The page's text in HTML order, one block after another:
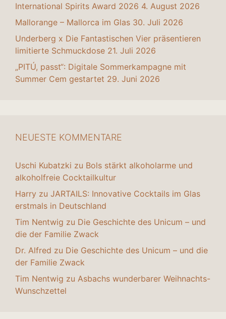
International Spirits Award 2026 4. August 2026
Mallorange – Mallorca im Glas 30. Juli 2026
Underberg x Die Fantastischen Vier präsentieren
limitierte Schmuckdose 21. Juli 2026
„PITÚ, passt“: Digitale Sommerkampagne mit
Summer Cem gestartet 29. Juni 2026
NEUESTE KOMMENTARE
Uschi Kubatzki zu Bols stärkt alkoholarme und
alkoholfreie Cocktailkultur
Harry zu JARTAILS: Innovative Cocktails im Glas
erstmals in Deutschland
Tim Nentwig zu Die Geschichte des Unicum – und
die der Familie Zwack
Dr. Alfred zu Die Geschichte des Unicum – und die
der Familie Zwack
Tim Nentwig zu Asbachs wunderbarer Weihnachts-
Wunschzettel